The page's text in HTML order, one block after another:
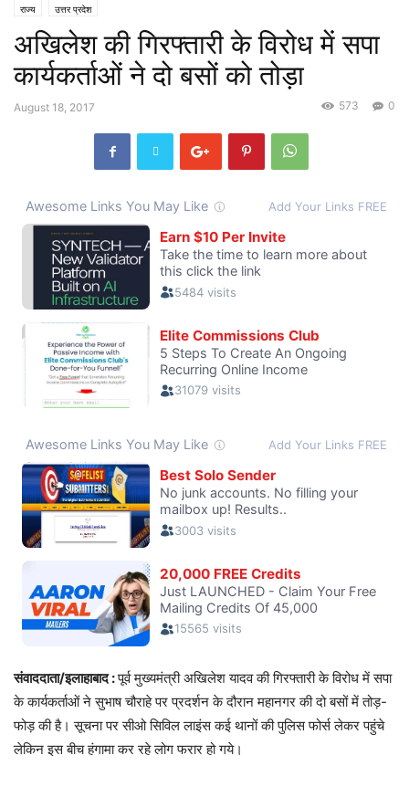
राज्य उत्तर प्रदेश
अखिलेश की गिरफ्तारी के विरोध में सपा
कार्यकर्ताओं ने दो बसों को तोड़ा
August 18, 2017 0
573
संवाददाता/इलाहाबाद :पूर्व मुख्यमंत्री अखिलेश यादव की गिरफ्तारी के विरोध में सपा
के कार्यकर्ताओं ने सुभाष चौराहे पर प्रदर्शन के दौरान महानगर की दो बसों में तोड़-
फोड़ की है। सूचना पर सीओ सिविल लाइंस कई थानों की पुलिस फोर्स लेकर पहुंचे
लेकिन इस बीच हंगामा कर रहे लोग फरार हो गये।